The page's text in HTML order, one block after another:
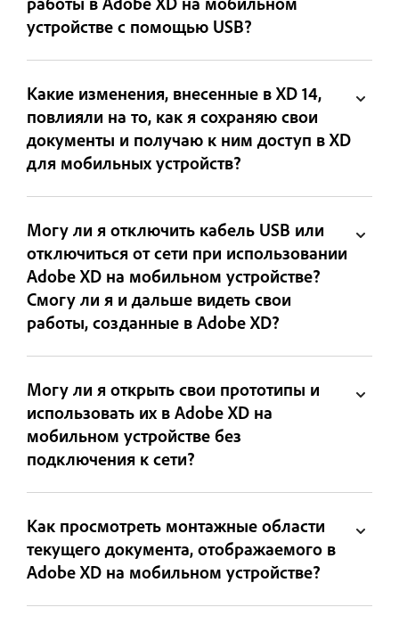
устройстве с помощью USB?
Какие изменения, внесенные в XD 14,
повлияли на то, как я сохраняю свои
документы и получаю к ним доступ в XD
для мобильных устройств?
Могу ли я отключить кабель USB или
отключиться от сети при использовании
Adobe XD на мобильном устройстве?
Смогу ли я и дальше видеть свои
работы, созданные в Adobe XD?
Могу ли я открыть свои прототипы и
использовать их в Adobe XD на
мобильном устройстве без
подключения к сети?
Как просмотреть монтажные области
текущего документа, отображаемого в
Adobe XD на мобильном устройстве?